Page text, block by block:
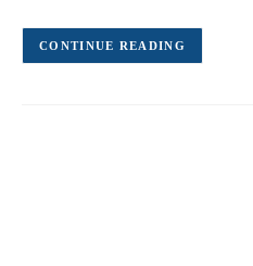
CONTINUE READING